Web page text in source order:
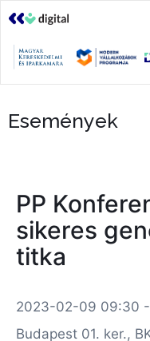
Események
PP
sikeres
titka
2023-02-09 09:30
Budapest 01. ker.,